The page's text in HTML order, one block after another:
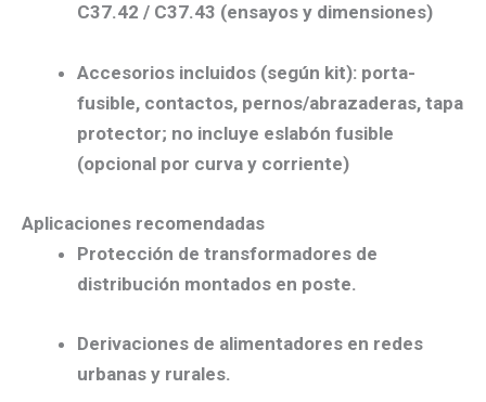
C37.42 / C37.43 (ensayos y dimensiones)
Accesorios incluidos (según kit): porta-
fusible, contactos, pernos/abrazaderas, tapa
protector; no incluye eslabón fusible
(opcional por curva y corriente)
Aplicaciones recomendadas
Protección de transformadores de
distribución montados en poste.
Derivaciones de alimentadores en redes
urbanas y rurales.